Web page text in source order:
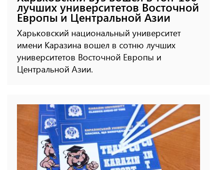
лучших университетов Восточной
Европы и Центральной Азии
Харьковский национальный университет
имени Каразина вошел в сотню лучших
университетов Восточной Европы и
Центральной Азии.